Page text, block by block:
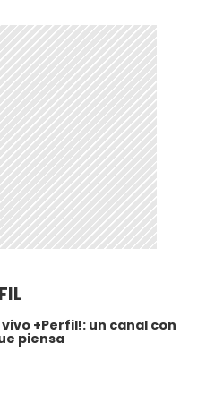
vivo +Perfil!: un canal con
piensa